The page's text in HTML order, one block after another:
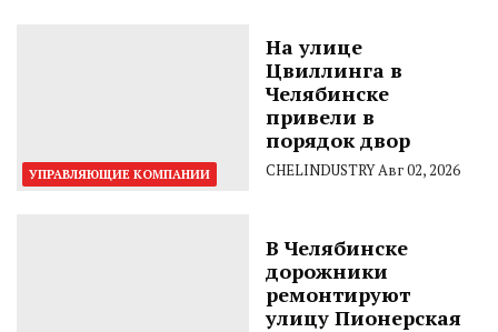
УПРАВЛЯЮЩИЕ КОМПАНИИ
На улице
Цвиллинга в
Челябинске
привели в
порядок двор
CHELINDUSTRYАвг 02, 2026
В Челябинске
дорожники
ремонтируют
улицу Пионерская